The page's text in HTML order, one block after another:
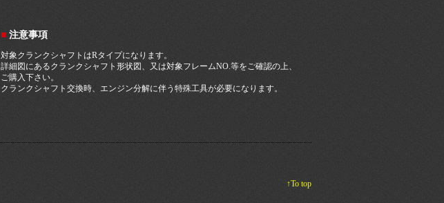
■ 注意事項
対象クランクシャフトはRタイプになります。
詳細図にあるクランクシャフト形状図、又は対象フレームNO.等をご確認の上、
ご購入下さい。
クランクシャフト交換時、エンジン分解に伴う特殊工具が必要になります。
↑To top